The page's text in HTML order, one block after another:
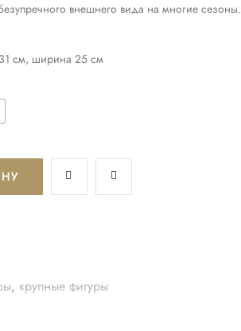
внешнего вида на многие сезоны.
см, ширина 25 см
, крупные фигуры